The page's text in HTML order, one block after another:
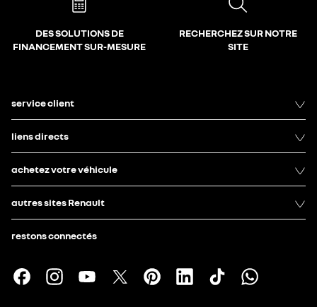
DES SOLUTIONS DE
FINANCEMENT SUR-MESURE
RECHERCHEZ SUR NOTRE
SITE
service client
liens directs
achetez votre véhicule
autres sites Renault
restons connectés